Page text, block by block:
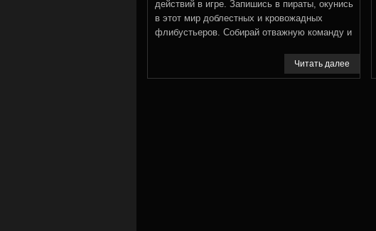
действий в игре. Запишись в пираты, окунись
в этот мир доблестных и кровожадных
флибустьеров. Собирай отважную команду и
Читать далее